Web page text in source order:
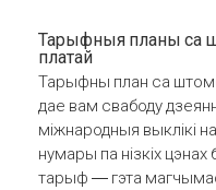
Тарыфныя планы са
платай
Тарыфны план са
дае вам свабоду
міжнародныя выклікі
нумары па нізкіх
тарыф — гэта